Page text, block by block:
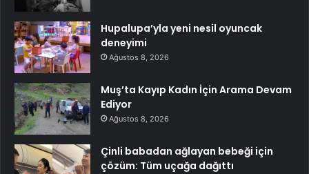
Hupalupa’yla yeni nesil oyuncak
deneyimi
Ağustos 8, 2026
Muş’ta Kayıp Kadın İçin Arama Devam
Ediyor
Ağustos 8, 2026
Çinli babadan ağlayan bebeği için
çözüm: Tüm uçağa dağıttı